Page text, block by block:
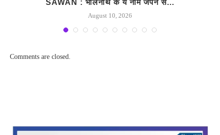
SAWAN : भोलेनाथ के ये नाम जपने से...
August 10, 2026
Comments are closed.